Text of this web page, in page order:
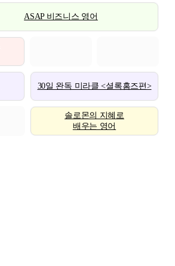
ASAP 비즈니스 영어
30일 완독 미라클 <셜록홈즈편>
솔로몬의 지혜로
배우는 영어